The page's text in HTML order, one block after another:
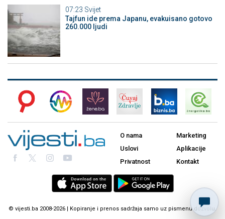
07:23 Svijet
Tajfun ide prema Japanu, evakuisano gotovo
260.000 ljudi
O nama
Uslovi
Privatnost
Marketing
Aplikacije
Kontakt
© vijesti.ba 2008-2026 | Kopiranje i prenos sadržaja samo uz pismenu dozvolu.